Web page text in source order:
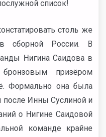
список!
столь же
в сборной России. В
Нигина Саидова в
призёром
Формально она была
после Инны Суслиной и
о Нигине Саидовой
команде крайне